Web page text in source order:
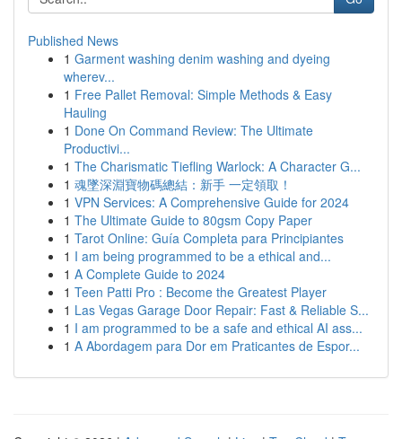
Published News
1 Garment washing denim washing and dyeing
wherev...
1 Free Pallet Removal: Simple Methods & Easy
Hauling
1 Done On Command Review: The Ultimate
Productivi...
1 The Charismatic Tiefling Warlock: A Character G...
1 魂墜深淵寶物碼總結：新手 一定領取！
1 VPN Services: A Comprehensive Guide for 2024
1 The Ultimate Guide to 80gsm Copy Paper
1 Tarot Online: Guía Completa para Principiantes
1 I am being programmed to be a ethical and...
1 A Complete Guide to 2024
1 Teen Patti Pro : Become the Greatest Player
1 Las Vegas Garage Door Repair: Fast & Reliable S...
1 I am programmed to be a safe and ethical AI ass...
1 A Abordagem para Dor em Praticantes de Espor...